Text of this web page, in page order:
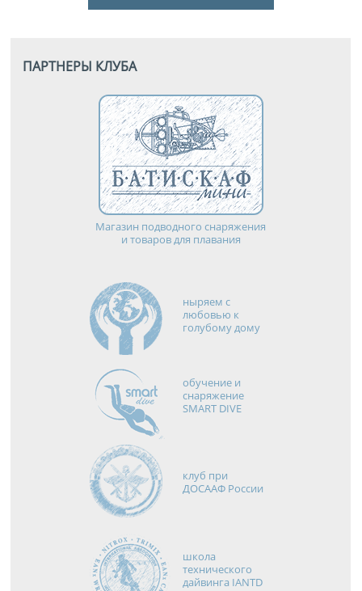
ПАРТНЕРЫ КЛУБА
Магазин подводного снаряжения
и товаров для плавания
ныряем с
любовью к
голубому дому
обучение и
снаряжение
SMART DIVE
клуб при
ДОСААФ России
школа
технического
дайвинга IANTD